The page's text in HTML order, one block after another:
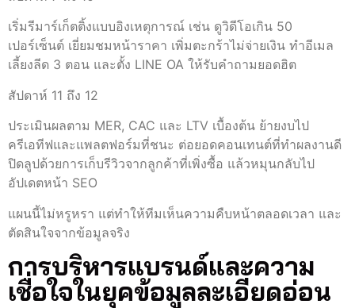
เริ่มรีมาร์เก็ตติ้งแบบอิงเหตุการณ์ เช่น ดูวิดีโอเกิน 50
เปอร์เซ็นต์ เยี่ยมชมหน้าราคา เพิ่มตะกร้าไม่จ่ายเงิน ทำอีเมล
เลี้ยงลีด 3 ตอน และตั้ง LINE OA ให้รับคำถามยอดฮิต
สัปดาห์ 11 ถึง 12
ประเมินผลตาม MER, CAC และ LTV เบื้องต้น ย้ายงบไป
ครีเอทีฟและแพลตฟอร์มที่ชนะ ต่อยอดคอนเทนต์ที่ทำผลงานดี
ปิดลูปด้วยการเก็บรีวิวจากลูกค้าที่เพิ่งซื้อ แล้วหมุนกลับไป
อัปเดตหน้า SEO
แผนนี้ไม่หรูหรา แต่ทำให้ทีมเห็นความคืบหน้าตลอดเวลา และ
ตัดสินใจจากข้อมูลจริง
การบริหารแบรนด์และความ
เชื่อใจในยุคข้อมูลละเอียดอ่อน